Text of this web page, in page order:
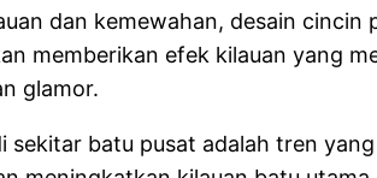
dan kemewahan, desain
memberikan efek kilauan yang
glamor.
sekitar batu pusat adalah tren